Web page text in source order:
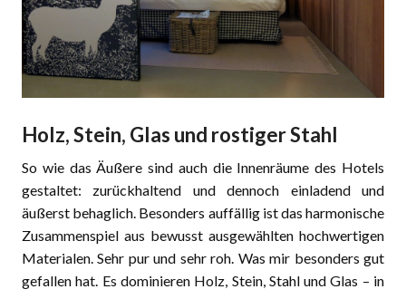
Holz, Stein, Glas und rostiger Stahl
So wie das Äußere sind auch die Innenräume des Hotels
gestaltet: zurückhaltend und dennoch einladend und
äußerst behaglich. Besonders auffällig ist das harmonische
Zusammenspiel aus bewusst ausgewählten hochwertigen
Materialen. Sehr pur und sehr roh. Was mir besonders gut
gefallen hat. Es dominieren Holz, Stein, Stahl und Glas – in